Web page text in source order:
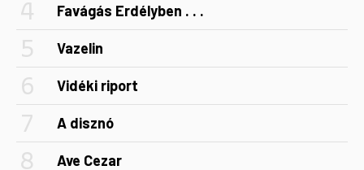
Favágás Erdélyben . . .
Vazelin
Vidéki riport
A disznó
Ave Cezar